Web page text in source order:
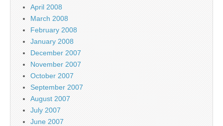
April 2008
March 2008
February 2008
January 2008
December 2007
November 2007
October 2007
September 2007
August 2007
July 2007
June 2007